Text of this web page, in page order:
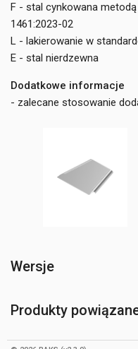
F - stal cynkowana
1461:2023-02
L - lakierowanie w
E - stal nierdzewna
Dodatkowe informacje
- zalecane stosowanie
Wersje
Produkty